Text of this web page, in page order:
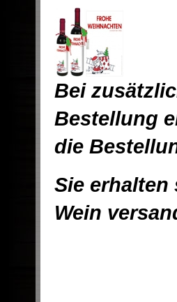
Bei
Bestellung
die
Sie erhalten
Wein